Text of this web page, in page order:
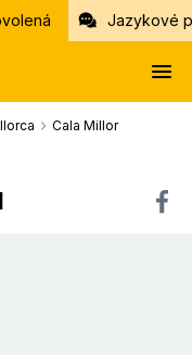
Jazykové
Cala Millor